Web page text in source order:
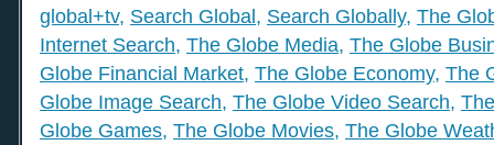
global+tv, Search Global, Search Globally, The
Internet Search, The Globe Media, The Globe
Globe Financial Market, The Globe Economy, The
Globe Image Search, The Globe Video Search,
Globe Games, The Globe Movies, The Globe